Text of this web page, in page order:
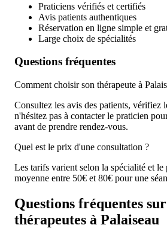
Praticiens vérifiés et certifiés
Avis patients authentiques
Réservation en ligne simple et
Large choix de spécialités
Questions fréquentes
Comment choisir son thérapeute à
Consultez les avis des patients, vérifiez
n'hésitez pas à contacter le praticien
avant de prendre rendez-vous.
Quel est le prix d'une consultation ?
Les tarifs varient selon la spécialité et le
moyenne entre 50€ et 80€ pour une
Questions fréquentes
thérapeutes à Palaiseau